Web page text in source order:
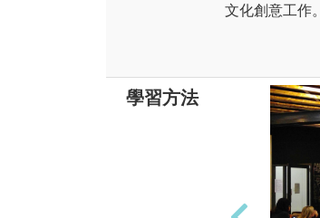
文化創意工作。
學習方法